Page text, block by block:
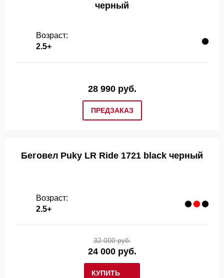
черный
Возраст:
2.5+
ПРЕДЗАКАЗ
28 990 руб.
Беговел Puky LR Ride 1721 black черный
Возраст:
2.5+
КУПИТЬ
32 000 руб.
24 000 руб.